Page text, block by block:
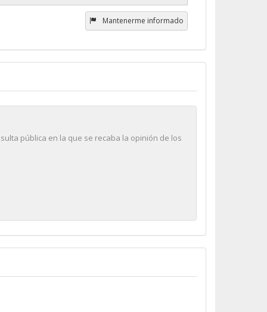
Mantenerme informado
pública en la que se recaba la opinión de los